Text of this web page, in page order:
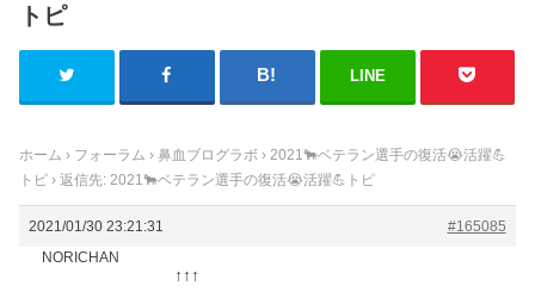
トピ
LINE
ホーム › フォーラム › 鼻血ブログラボ › 2021🐂ベテラン選手の復活😭活躍💪
トピ › 返信先: 2021🐂ベテラン選手の復活😭活躍💪トピ
2021/01/30 23:21:31
#165085
NORICHAN
↑↑↑